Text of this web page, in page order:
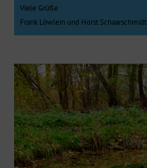
Viele Grüße
Frank Löwlein und Horst Schaarschmidt